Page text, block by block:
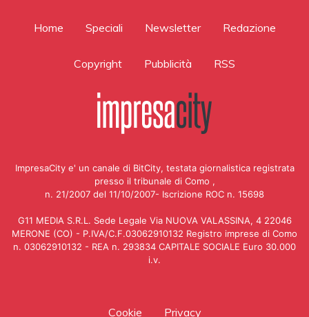
Home Speciali Newsletter Redazione
Copyright Pubblicità RSS
ImpresaCity e' un canale di BitCity, testata giornalistica registrata
presso il tribunale di Como ,
n. 21/2007 del 11/10/2007- Iscrizione ROC n. 15698
G11 MEDIA S.R.L. Sede Legale Via NUOVA VALASSINA, 4 22046
MERONE (CO) - P.IVA/C.F.03062910132 Registro imprese di Como
n. 03062910132 - REA n. 293834 CAPITALE SOCIALE Euro 30.000
i.v.
Cookie Privacy